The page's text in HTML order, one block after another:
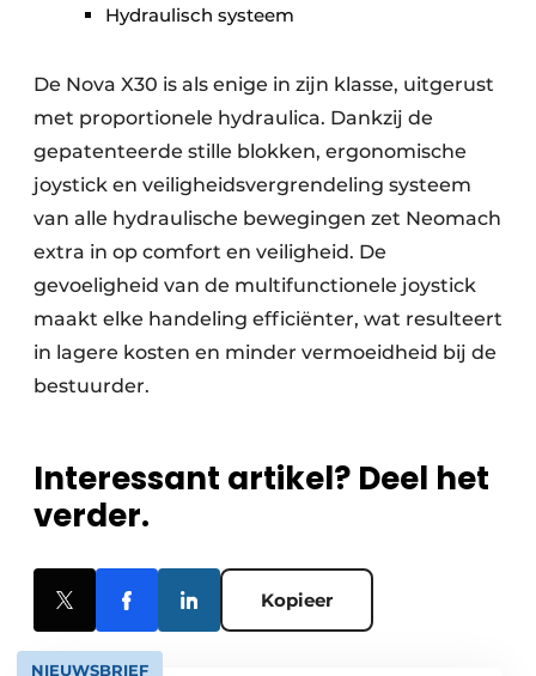
Hydraulisch systeem
De Nova X30 is als enige in zijn klasse, uitgerust
met proportionele hydraulica. Dankzij de
gepatenteerde stille blokken, ergonomische
joystick en veiligheidsvergrendeling systeem
van alle hydraulische bewegingen zet Neomach
extra in op comfort en veiligheid. De
gevoeligheid van de multifunctionele joystick
maakt elke handeling efficiënter, wat resulteert
in lagere kosten en minder vermoeidheid bij de
bestuurder.
Interessant artikel? Deel het
verder.
Kopieer
NIEUWSBRIEF